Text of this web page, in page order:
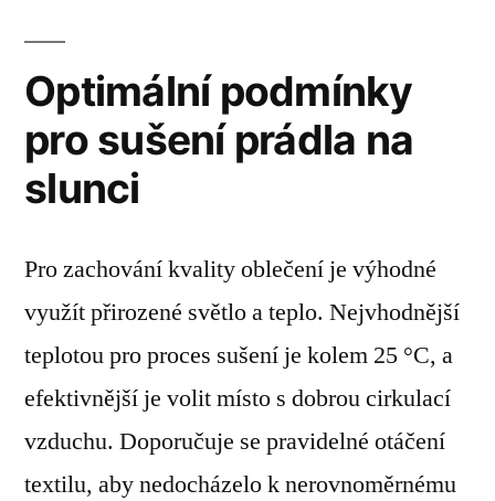
Optimální podmínky
pro sušení prádla na
slunci
Pro zachování kvality oblečení je výhodné
využít přirozené světlo a teplo. Nejvhodnější
teplotou pro proces sušení je kolem 25 °C, a
efektivnější je volit místo s dobrou cirkulací
vzduchu. Doporučuje se pravidelné otáčení
textilu, aby nedocházelo k nerovnoměrnému